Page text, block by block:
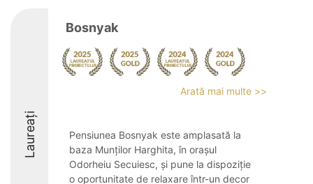
Laureați
Bosnyak
Arată mai multe >>
Pensiunea Bosnyak este amplasată la
baza Munților Harghita, în orașul
Odorheiu Secuiesc, și pune la dispoziție
o oportunitate de relaxare într-un decor